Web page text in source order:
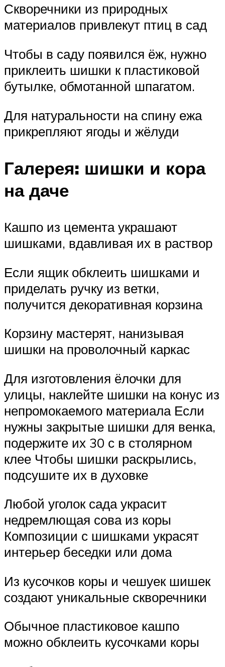
Скворечники из природных
материалов привлекут птиц в сад
Чтобы в саду появился ёж, нужно
приклеить шишки к пластиковой
бутылке, обмотанной шпагатом.
Для натуральности на спину ежа
прикрепляют ягоды и жёлуди
Галерея: шишки и кора
на даче
Кашпо из цемента украшают
шишками, вдавливая их в раствор
Если ящик обклеить шишками и
приделать ручку из ветки,
получится декоративная корзина
Корзину мастерят, нанизывая
шишки на проволочный каркас
Для изготовления ёлочки для
улицы, наклейте шишки на конус из
непромокаемого материала Если
нужны закрытые шишки для венка,
подержите их 30 с в столярном
клее Чтобы шишки раскрылись,
подсушите их в духовке
Любой уголок сада украсит
недремлющая сова из коры
Композиции с шишками украсят
интерьер беседки или дома
Из кусочков коры и чешуек шишек
создают уникальные скворечники
Обычное пластиковое кашпо
можно обклеить кусочками коры